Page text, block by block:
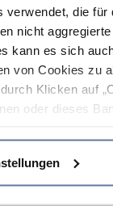
die
nicht
kann es sich
von Cookies zu
Klicken auf
oder dieses